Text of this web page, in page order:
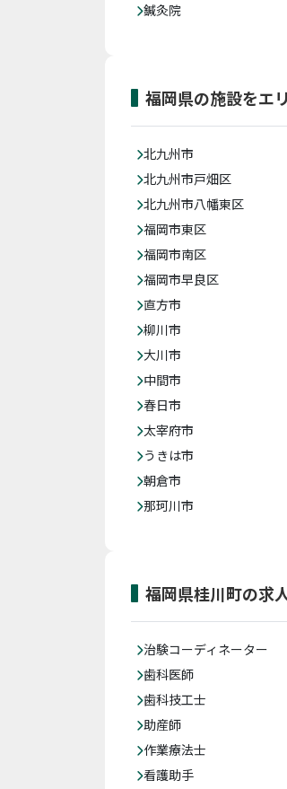
鍼灸院
福岡県の施設をエ
北九州市
北九州市戸畑区
北九州市八幡東区
福岡市東区
福岡市南区
福岡市早良区
直方市
柳川市
大川市
中間市
春日市
太宰府市
うきは市
朝倉市
那珂川市
福岡県桂川町の求
治験コーディネーター
歯科医師
歯科技工士
助産師
作業療法士
看護助手